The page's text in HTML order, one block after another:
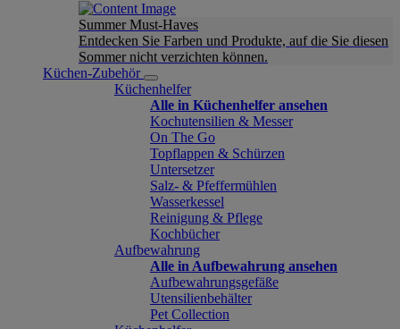
Summer Must-Haves
Entdecken Sie Farben und Produkte, auf die Sie diesen
Sommer nicht verzichten können.
Küchen-Zubehör
Küchenhelfer
Alle in Küchenhelfer ansehen
Kochutensilien & Messer
On The Go
Topflappen & Schürzen
Untersetzer
Salz- & Pfeffermühlen
Wasserkessel
Reinigung & Pflege
Kochbücher
Aufbewahrung
Alle in Aufbewahrung ansehen
Aufbewahrungsgefäße
Utensilienbehälter
Pet Collection